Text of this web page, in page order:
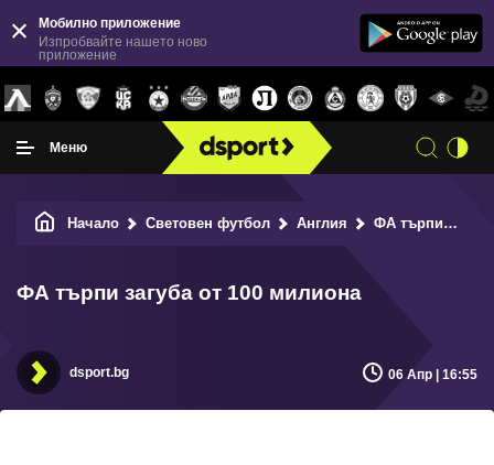
Мобилно приложение
Изпробвайте нашето ново
приложение
Меню
Начало Световен футбол Англия ФА търпи загуба от 100 милиона
ФА търпи загуба от 100 милиона
dsport.bg 06 Апр | 16:55